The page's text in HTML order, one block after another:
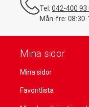
Tel: 042-400 93
Mån-fre: 08:30-
Mina sidor
Mina sidor
Favoritlista